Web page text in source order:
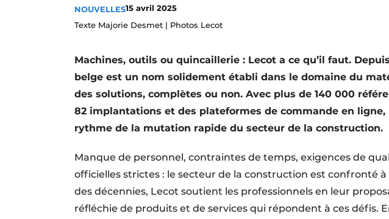
S’inscrire à l’événement
Termes et conditions
Video’s
NOUVELLES15 avril 2025
Texte Majorie Desmet | Photos Lecot
Machines, outils ou quincaillerie : Lecot a ce qu’il faut.
belge est un nom solidement établi dans le domaine du
des solutions, complètes ou non. Avec plus de 140 000
82 implantations et des plateformes de commande en
rythme de la mutation rapide du secteur de la construction.
Manque de personnel, contraintes de temps, exigences de
officielles strictes : le secteur de la construction est confronté
des décennies, Lecot soutient les professionnels en leur
réfléchie de produits et de services qui répondent à ces défis.